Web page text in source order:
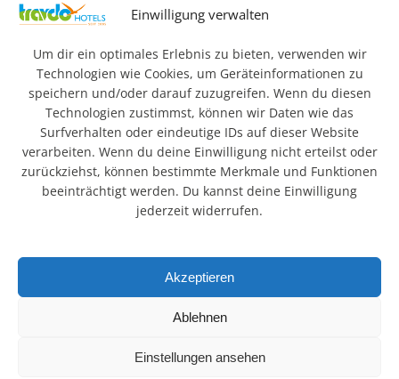
Einwilligung verwalten
Um dir ein optimales Erlebnis zu bieten, verwenden wir
Technologien wie Cookies, um Geräteinformationen zu
speichern und/oder darauf zuzugreifen. Wenn du diesen
Technologien zustimmst, können wir Daten wie das
Surfverhalten oder eindeutige IDs auf dieser Website
verarbeiten. Wenn du deine Einwilligung nicht erteilst oder
zurückziehst, können bestimmte Merkmale und Funktionen
beeinträchtigt werden. Du kannst deine Einwilligung
jederzeit widerrufen.
Akzeptieren
Ablehnen
Einstellungen ansehen
Impressum AGB Datenschutz & Rechtliches
FAQ Newsletteranmeldung Barrierefreiheit
© 2026 Travdo Hotels & Resorts. Alle Rechte vorbehalten.
Wo sind die besten
Hotels in Deutschland?
Menschen Ruhe und Erholung in der Natur. Urlaub hat daher
einen hohen Stellenwert. Die schönsten Regionen
ideale Voraussetzungen. Unsere ländlich gelegenen Hotels